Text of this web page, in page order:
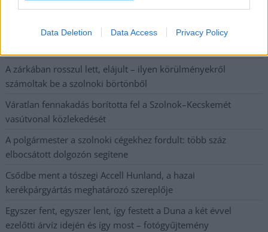
Data Deletion Data Access Privacy Policy
Kiterjedt tüzek pusztítanak az országban, köztük Karcagon
Harmadfokú hőségriasztás az országban: Szolnokon klímát
A zárkában rosszul lett, elájult – ilyen körülményekről
számoltak be a szolnoki börtönből
Váratlan fennakadás borította fel a Szolnok–Kecskemét
vasútvonal közlekedését
A polgármester a szolnoki cégekhez fordult: több száz
elbocsátott dolgozón segítene
Csődbe ment a tószegi Accell Hunland, a hazai
kerékpárgyártás meghatározó szereplője
Egyszer fent, egyszer lent, így festett a Duna a két évvel
ezelőtti árvíz idején és így most – fotógyűjtemény